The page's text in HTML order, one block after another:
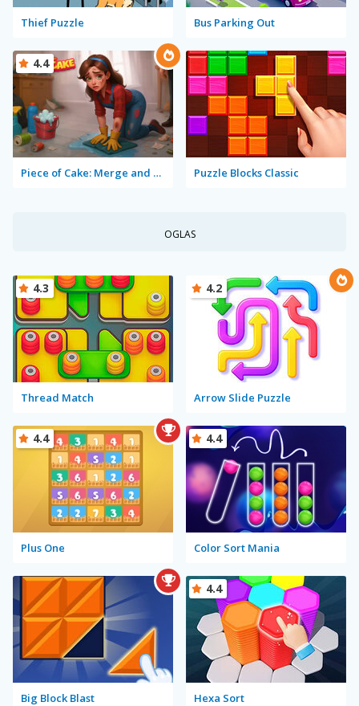
Thief Puzzle Bus Parking Out
Piece of Cake: Merge and Bake
4.4
Puzzle Blocks Classic
OGLAS
Thread Match
4.3
Arrow Slide Puzzle
4.2
Plus One
4.4
Color Sort Mania
4.4
Big Block Blast Hexa Sort
4.4